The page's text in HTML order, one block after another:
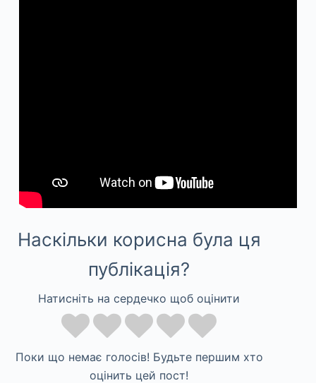
Наскільки корисна була ця
публікація?
Натисніть на сердечко щоб оцінити
Поки що немає голосів! Будьте першим хто
оцінить цей пост!